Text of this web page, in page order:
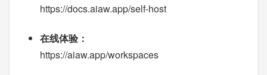
https://docs.aiaw.app/self-host
在线体验：
https://aiaw.app/workspaces